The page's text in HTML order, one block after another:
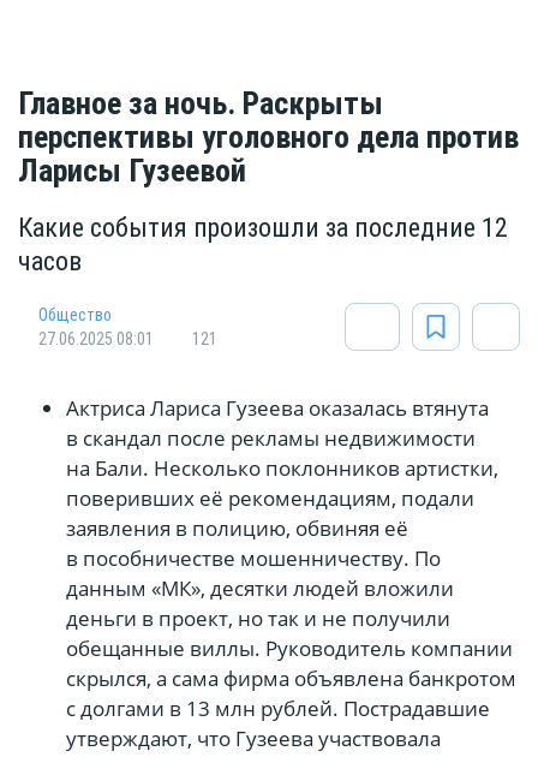
Главное за ночь. Раскрыты
перспективы уголовного дела против
Ларисы Гузеевой
Какие события произошли за последние 12
часов
Общество
27.06.2025 08:01
121
Актриса Лариса Гузеева оказалась втянута
в скандал после рекламы недвижимости
на Бали. Несколько поклонников артистки,
поверивших её рекомендациям, подали
заявления в полицию, обвиняя её
в пособничестве мошенничеству. По
данным «МК», десятки людей вложили
деньги в проект, но так и не получили
обещанные виллы. Руководитель компании
скрылся, а сама фирма объявлена банкротом
с долгами в 13 млн рублей. Пострадавшие
утверждают, что Гузеева участвовала